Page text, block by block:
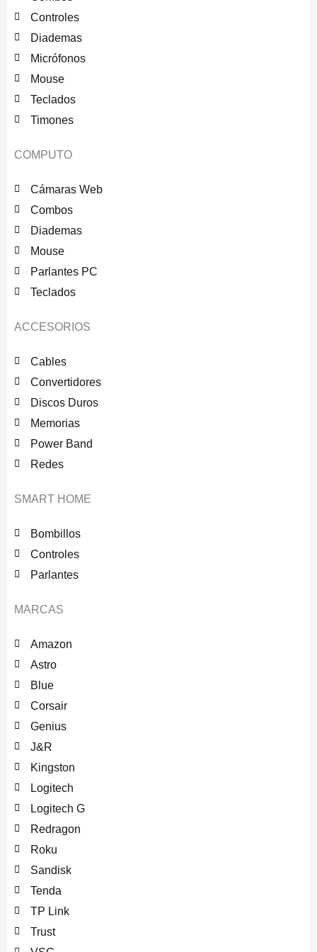
Controles
Diademas
Micrófonos
Mouse
Teclados
Timones
COMPUTO
Cámaras Web
Combos
Diademas
Mouse
Parlantes PC
Teclados
ACCESORIOS
Cables
Convertidores
Discos Duros
Memorias
Power Band
Redes
SMART HOME
Bombillos
Controles
Parlantes
MARCAS
Amazon
Astro
Blue
Corsair
Genius
J&R
Kingston
Logitech
Logitech G
Redragon
Roku
Sandisk
Tenda
TP Link
Trust